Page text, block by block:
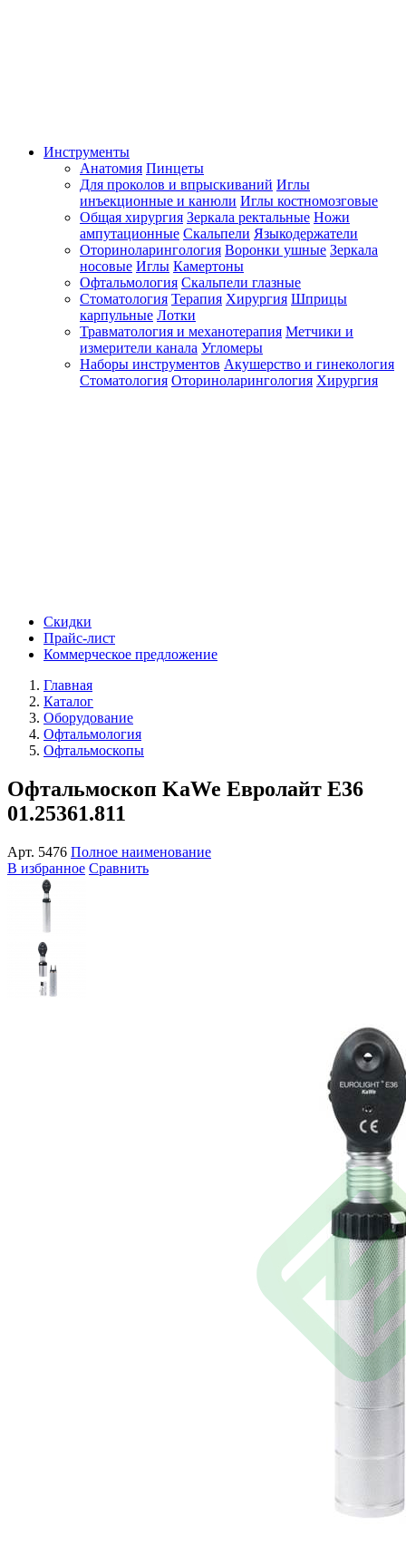
Инструменты
Анатомия Пинцеты
Для проколов и впрыскиваний Иглы
инъекционные и канюли Иглы костномозговые
Общая хирургия Зеркала ректальные Ножи
ампутационные Скальпели Языкодержатели
Оториноларингология Воронки ушные Зеркала
носовые Иглы Камертоны
Офтальмология Скальпели глазные
Стоматология Терапия Хирургия Шприцы
карпульные Лотки
Травматология и механотерапия Метчики и
измерители канала Угломеры
Наборы инструментов Акушерство и гинекология
Стоматология Оториноларингология Хирургия
Скидки
Прайс-лист
Коммерческое предложение
Главная
Каталог
Оборудование
Офтальмология
Офтальмоскопы
Офтальмоскоп KaWe Евролайт E36
01.25361.811
Арт. 5476 Полное наименование
В избранное Сравнить